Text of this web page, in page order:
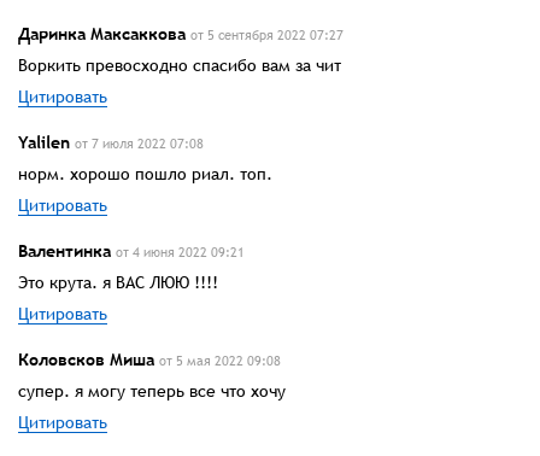
Даринка Максаккова от 5 сентября 2022 07:27
Воркить превосходно спасибо вам за чит
Цитировать
Yalilen от 7 июля 2022 07:08
норм. хорошо пошло риал. топ.
Цитировать
Валентинка от 4 июня 2022 09:21
Это крута. я ВАС ЛЮЮ !!!!
Цитировать
Коловсков Миша от 5 мая 2022 09:08
супер. я могу теперь все что хочу
Цитировать